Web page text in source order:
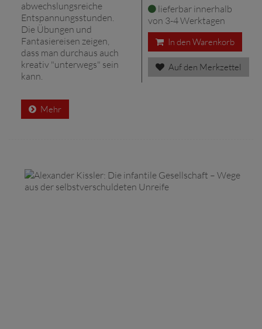
abwechslungsreiche
Entspannungsstunden.
Die Übungen und
Fantasiereisen zeigen,
dass man durchaus auch
kreativ "unterwegs" sein
kann.
Mehr
lieferbar innerhalb
von 3-4 Werktagen
In den Warenkorb
Auf den Merkzettel